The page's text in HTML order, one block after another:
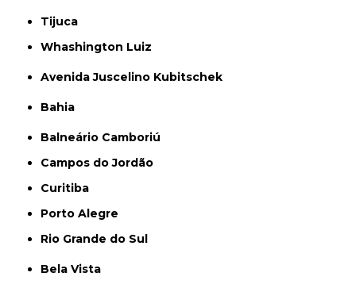
Tijuca
Whashington Luiz
Avenida Juscelino Kubitschek
Bahia
Balneário Camboriú
Campos do Jordão
Curitiba
Porto Alegre
Rio Grande do Sul
Bela Vista